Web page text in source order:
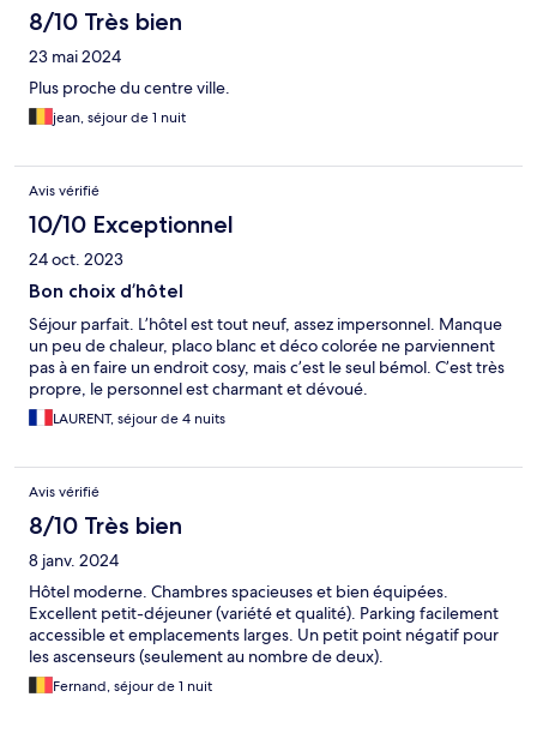
8/10 Très bien
23 mai 2024
Plus proche du centre ville.
jean, séjour de 1 nuit
Avis vérifié
10/10 Exceptionnel
24 oct. 2023
Bon choix d’hôtel
Séjour parfait. L’hôtel est tout neuf, assez impersonnel. Manque
un peu de chaleur, placo blanc et déco colorée ne parviennent
pas à en faire un endroit cosy, mais c’est le seul bémol. C’est très
propre, le personnel est charmant et dévoué.
LAURENT, séjour de 4 nuits
Avis vérifié
8/10 Très bien
8 janv. 2024
Hôtel moderne. Chambres spacieuses et bien équipées.
Excellent petit-déjeuner (variété et qualité). Parking facilement
accessible et emplacements larges. Un petit point négatif pour
les ascenseurs (seulement au nombre de deux).
Fernand, séjour de 1 nuit